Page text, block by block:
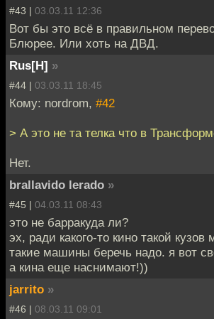
#43 | 03.03.11 12:36
Вот бы это всё в правильном
Блюрее. Или хоть на ДВД.
Rus[H] »
#44 | 03.03.11 18:45
Кому: nordrom, #42
> А это не та телка что в
Нет.
brallavido lerado »
#45 | 04.03.11 08:43
это не барракуда ли?
эх, ради какого-то кино такой кузов
такие машины беречь надо. я вот
а кина еще наснимают!))
jarrito »
#46 | 08.03.11 09:01